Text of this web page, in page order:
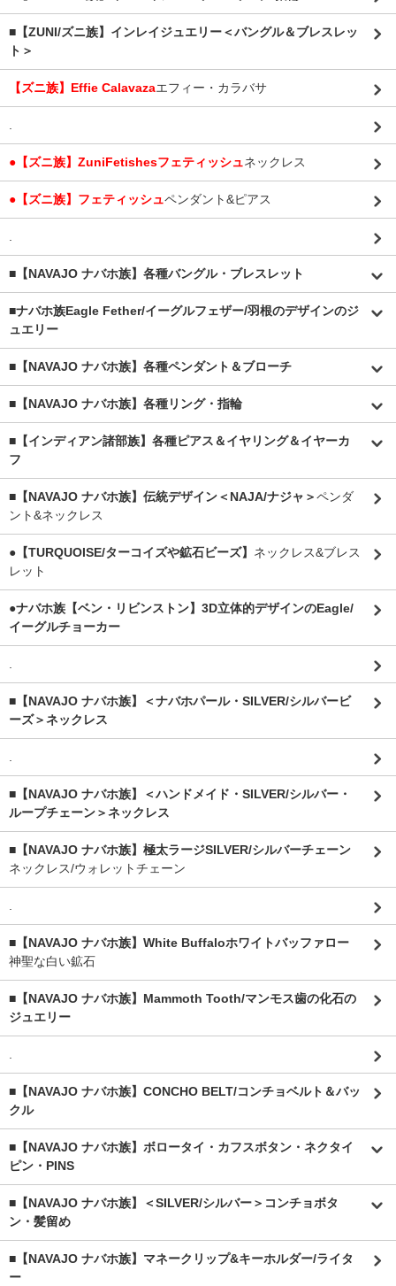
■【ZUNI/ズニ族】インレイジュエリー＜バングル＆ブレスレッ
ト＞
【ズニ族】Effie Calavazaエフィー・カラバサ
.
●【ズニ族】ZuniFetishesフェティッシュネックレス
●【ズニ族】フェティッシュペンダント&ピアス
.
■【NAVAJO ナバホ族】各種バングル・ブレスレット
■ナバホ族Eagle Fether/イーグルフェザー/羽根のデザインのジ
ュエリー
■【NAVAJO ナバホ族】各種ペンダント＆ブローチ
■【NAVAJO ナバホ族】各種リング・指輪
■【インディアン諸部族】各種ピアス＆イヤリング＆イヤーカ
フ
■【NAVAJO ナバホ族】伝統デザイン＜NAJA/ナジャ＞ペンダ
ント&ネックレス
●【TURQUOISE/ターコイズや鉱石ビーズ】 ネックレス&ブレス
レット
●ナバホ族【ベン・リビンストン】3D立体的デザインのEagle/
イーグルチョーカー
.
■【NAVAJO ナバホ族】＜ナバホパール・SILVER/シルバービ
ーズ＞ネックレス
.
■【NAVAJO ナバホ族】＜ハンドメイド・SILVER/シルバー・
ループチェーン＞ネックレス
■【NAVAJO ナバホ族】極太ラージSILVER/シルバーチェーン
ネックレス/ウォレットチェーン
.
■【NAVAJO ナバホ族】White Buffaloホワイトバッファロー
神聖な白い鉱石
■【NAVAJO ナバホ族】Mammoth Tooth/マンモス歯の化石の
ジュエリー
.
■【NAVAJO ナバホ族】CONCHO BELT/コンチョベルト＆バッ
クル
■【NAVAJO ナバホ族】ボロータイ・カフスボタン・ネクタイ
ピン・PINS
■【NAVAJO ナバホ族】＜SILVER/シルバー＞コンチョボタ
ン・髪留め
■【NAVAJO ナバホ族】マネークリップ&キーホルダー/ライタ
ー